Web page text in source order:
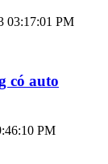
03:17:01 PM
có auto
PM